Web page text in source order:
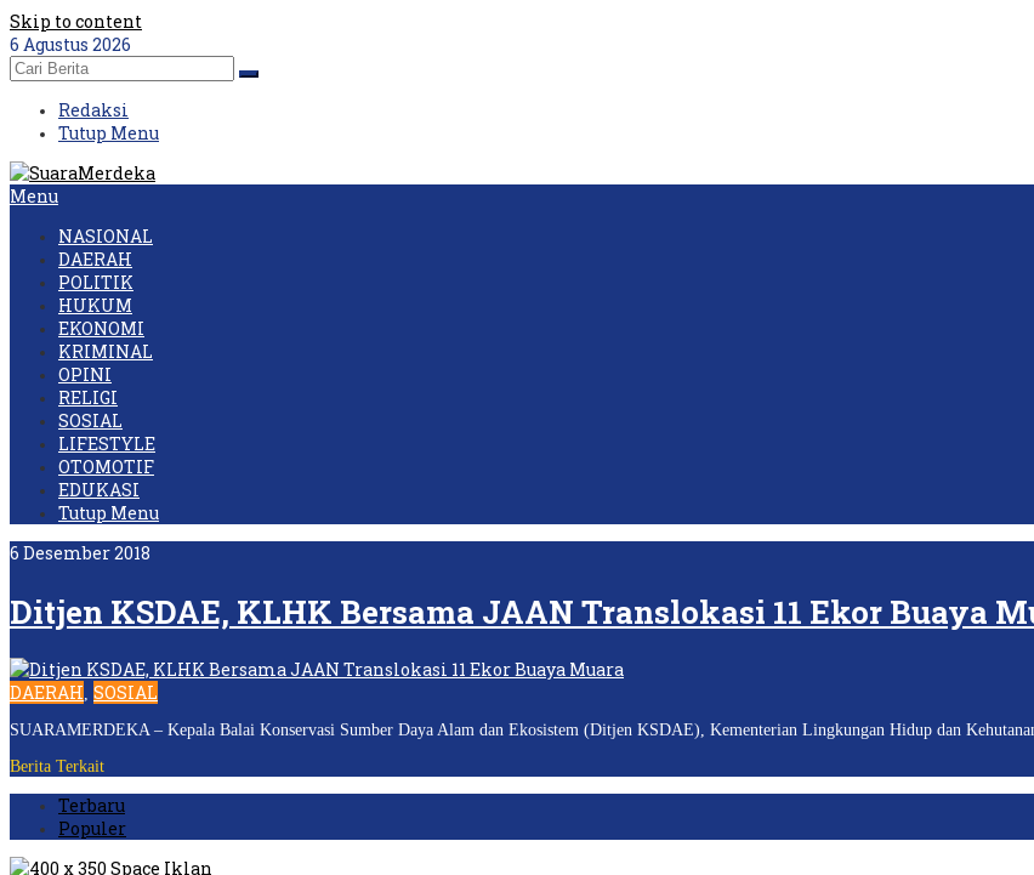
Skip to content
6 Agustus 2026
Redaksi
Tutup Menu
Menu
NASIONAL
DAERAH
POLITIK
HUKUM
EKONOMI
KRIMINAL
OPINI
RELIGI
SOSIAL
LIFESTYLE
OTOMOTIF
EDUKASI
Tutup Menu
6 Desember 2018
Ditjen KSDAE, KLHK Bersama JAAN Translokasi 11 Ekor Buaya
DAERAH, SOSIAL
SUARAMERDEKA – Kepala Balai Konservasi Sumber Daya Alam dan Ekosistem (Ditjen KSDAE), Kementerian Lingkungan Hidup dan
Berita Terkait
Terbaru
Populer